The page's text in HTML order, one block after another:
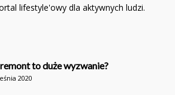
lifestyle'owy dla aktywnych ludzi.
to duże wyzwanie?
2020